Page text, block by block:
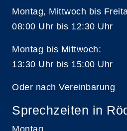
Montag, Mittwoch bis
08:00 Uhr bis 12:30 Uhr
Montag bis Mittwoch:
13:30 Uhr bis 15:00 Uhr
Oder nach Vereinbarung
Sprechzeiten in
Montag